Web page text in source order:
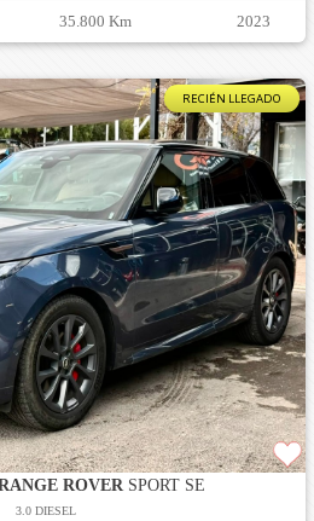
35.800 Km 2023
RECIÉN LLEGADO
ROVERSPORT SE
3.0 DIESEL